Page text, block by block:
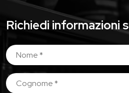
Richiedi informazioni